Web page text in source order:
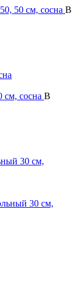
В
В
30 см,